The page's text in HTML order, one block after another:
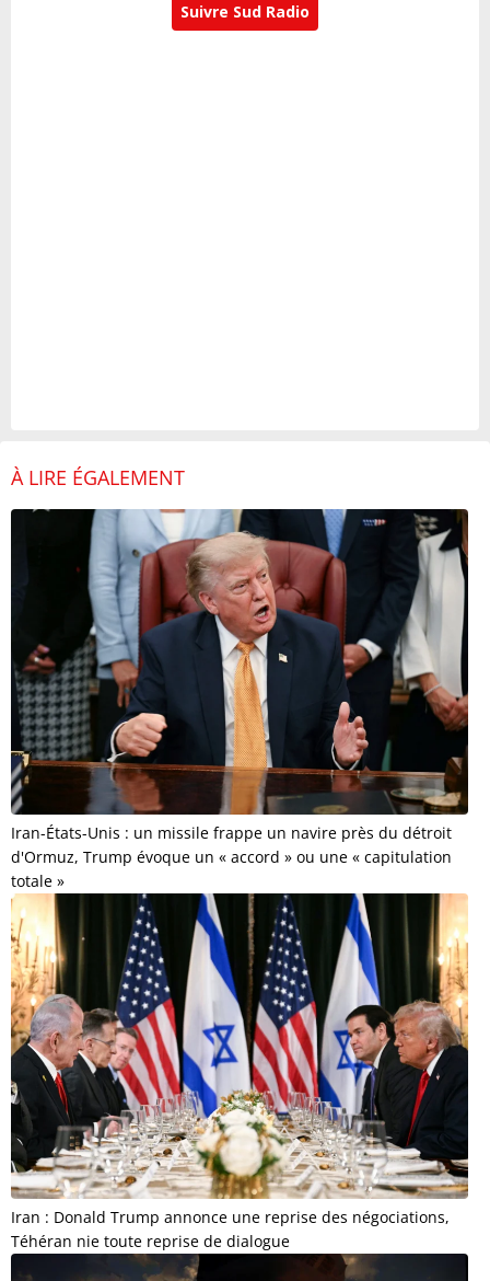
Suivre Sud Radio
À LIRE ÉGALEMENT
Iran-États-Unis : un missile frappe un navire près du détroit
d'Ormuz, Trump évoque un « accord » ou une « capitulation
totale »
Iran : Donald Trump annonce une reprise des négociations,
Téhéran nie toute reprise de dialogue